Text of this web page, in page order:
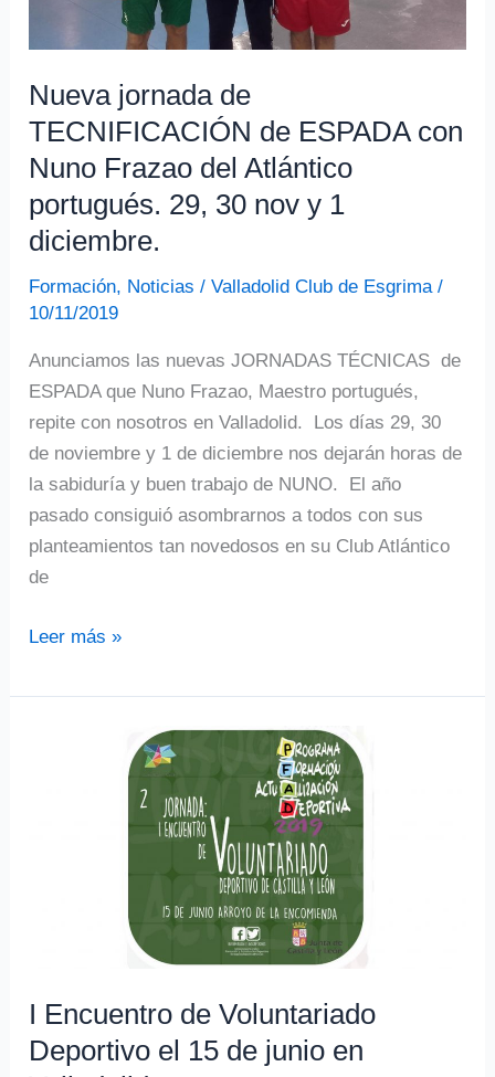
Nueva jornada de
TECNIFICACIÓN de ESPADA con
Nuno Frazao del Atlántico
portugués. 29, 30 nov y 1
diciembre.
Formación, Noticias /Valladolid Club de Esgrima/
10/11/2019
Anunciamos las nuevas JORNADAS TÉCNICAS de
ESPADA que Nuno Frazao, Maestro portugués,
repite con nosotros en Valladolid. Los días 29, 30
de noviembre y 1 de diciembre nos dejarán horas de
la sabiduría y buen trabajo de NUNO. El año
pasado consiguió asombrarnos a todos con sus
planteamientos tan novedosos en su Club Atlántico
de
Nueva
de
TECNIFICACIÓN
29,
30
Leer más »
I Encuentro de Voluntariado
Deportivo el 15 de junio en